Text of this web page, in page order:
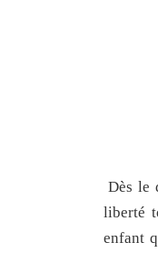
Dès le
liberté
enfant